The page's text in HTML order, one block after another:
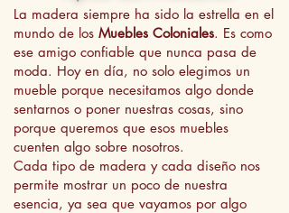
La madera siempre ha sido la estrella en el
mundo de los Muebles Coloniales. Es como
ese amigo confiable que nunca pasa de
moda. Hoy en día, no solo elegimos un
mueble porque necesitamos algo donde
sentarnos o poner nuestras cosas, sino
porque queremos que esos muebles
cuenten algo sobre nosotros.
Cada tipo de madera y cada diseño nos
permite mostrar un poco de nuestra
esencia, ya sea que vayamos por algo